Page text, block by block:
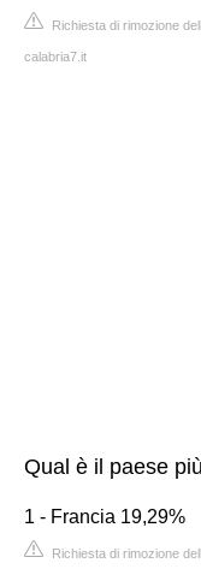
Richiesta di rimozione
calabria7.it
Qual è il paese
1 - Francia 19,29%
Richiesta di rimozione